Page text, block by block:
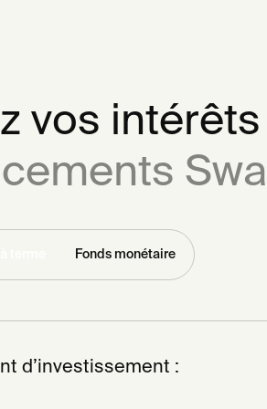
vos intérêts
Fonds monétaire
d’investissement :